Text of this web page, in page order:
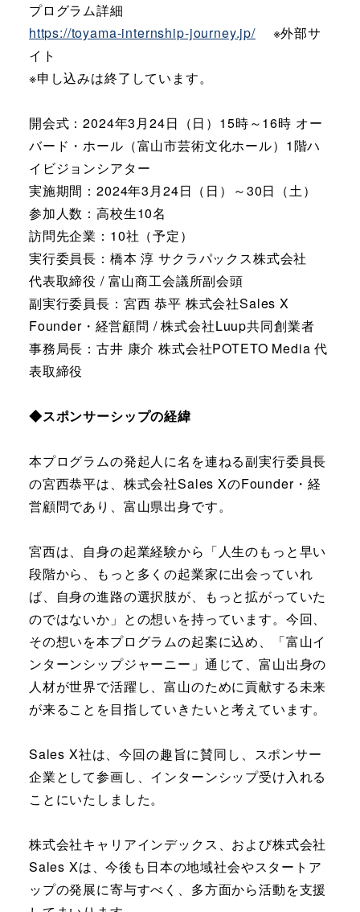
プログラム詳細
https://toyama-internship-journey.jp/※外部サ
イト
※申し込みは終了しています。
開会式：2024年3月24日（日）15時～16時 オー
バード・ホール（富山市芸術文化ホール）1階ハ
イビジョンシアター
実施期間：2024年3月24日（日）～30日（土）
参加人数：高校生10名
訪問先企業：10社（予定）
実行委員長：橋本 淳 サクラパックス株式会社
代表取締役 / 富山商工会議所副会頭
副実行委員長：宮西 恭平 株式会社Sales X
Founder・経営顧問 / 株式会社Luup共同創業者
事務局長：古井 康介 株式会社POTETO Media 代
表取締役
◆スポンサーシップの経緯
本プログラムの発起人に名を連ねる副実行委員長
の宮西恭平は、株式会社Sales XのFounder・経
営顧問であり、富山県出身です。
宮西は、自身の起業経験から「人生のもっと早い
段階から、もっと多くの起業家に出会っていれ
ば、自身の進路の選択肢が、もっと拡がっていた
のではないか」との想いを持っています。今回、
その想いを本プログラムの起案に込め、「富山イ
ンターンシップジャーニー」通じて、富山出身の
人材が世界で活躍し、富山のために貢献する未来
が来ることを目指していきたいと考えています。
Sales X社は、今回の趣旨に賛同し、スポンサー
企業として参画し、インターンシップ受け入れる
ことにいたしました。
株式会社キャリアインデックス、および株式会社
Sales Xは、今後も日本の地域社会やスタートア
ップの発展に寄与すべく、多方面から活動を支援